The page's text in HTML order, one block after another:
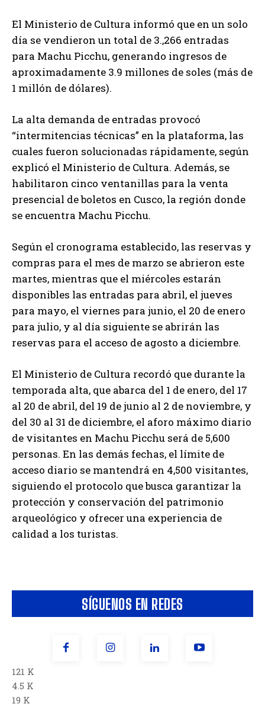
SÍGUENOS EN REDES
121 K
4.5 K
19 K
El Ministerio de Cultura informó que en un solo
día se vendieron un total de 3.,266 entradas
para Machu Picchu, generando ingresos de
aproximadamente 3.9 millones de soles (más de
1 millón de dólares).
La alta demanda de entradas provocó
“intermitencias técnicas” en la plataforma, las
cuales fueron solucionadas rápidamente, según
explicó el Ministerio de Cultura. Además, se
habilitaron cinco ventanillas para la venta
presencial de boletos en Cusco, la región donde
se encuentra Machu Picchu.
Según el cronograma establecido, las reservas y
compras para el mes de marzo se abrieron este
martes, mientras que el miércoles estarán
disponibles las entradas para abril, el jueves
para mayo, el viernes para junio, el 20 de enero
para julio, y al día siguiente se abrirán las
reservas para el acceso de agosto a diciembre.
El Ministerio de Cultura recordó que durante la
temporada alta, que abarca del 1 de enero, del 17
al 20 de abril, del 19 de junio al 2 de noviembre, y
del 30 al 31 de diciembre, el aforo máximo diario
de visitantes en Machu Picchu será de 5,600
personas. En las demás fechas, el límite de
acceso diario se mantendrá en 4,500 visitantes,
siguiendo el protocolo que busca garantizar la
protección y conservación del patrimonio
arqueológico y ofrecer una experiencia de
calidad a los turistas.